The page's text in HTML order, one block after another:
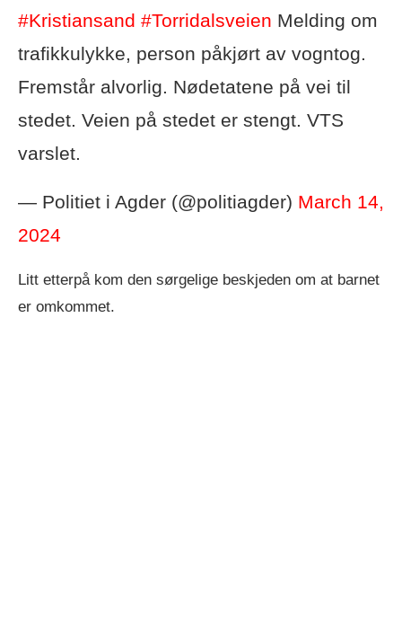
#Kristiansand #Torridalsveien Melding om
trafikkulykke, person påkjørt av vogntog.
Fremstår alvorlig. Nødetatene på vei til
stedet. Veien på stedet er stengt. VTS
varslet.
— Politiet i Agder (@politiagder) March 14,
2024
Litt etterpå kom den sørgelige beskjeden om at barnet
er omkommet.